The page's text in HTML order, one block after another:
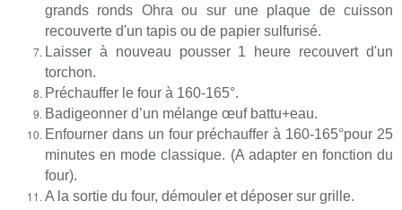
grands ronds Ohra ou sur une plaque de cuisson
recouverte d'un tapis ou de papier sulfurisé.
Laisser à nouveau pousser 1 heure recouvert d'un
torchon.
Préchauffer le four à 160-165°.
Badigeonner d’un mélange œuf battu+eau.
Enfourner dans un four préchauffer à 160-165°pour 25
minutes en mode classique. (A adapter en fonction du
four).
A la sortie du four, démouler et déposer sur grille.